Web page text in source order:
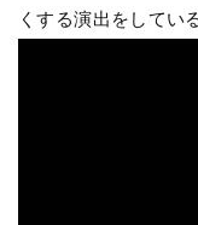
くする演出をしてい